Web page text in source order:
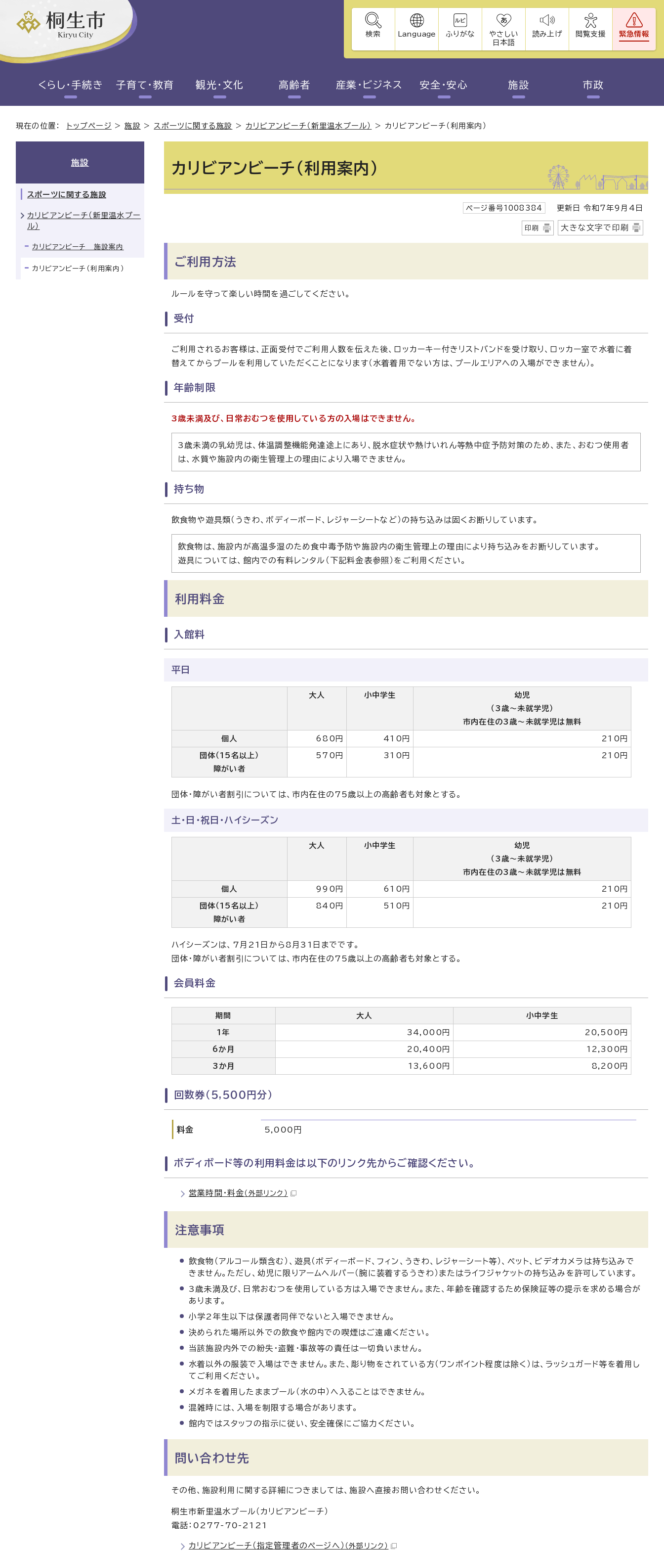
検索 Language ふりがな
やさしい
日本語
読み上げ 閲覧支援 緊急情報
くらし・手続き 子育て・教育 観光・文化 高齢者 産業・ビジネス 安全・安心 施設 市政
現在の位置： トップページ >施設 > スポーツに関する施設 > カリビアンビーチ（新里温水プール） > カリビアンビーチ（利用案内）
カリビアンビーチ（利用案内）
ページ番号1008384 更新日 令和7年9月4日
印刷 大きな文字で印刷
ご利用方法
ルールを守って楽しい時間を過ごしてください。
受付
ご利用されるお客様は、正面受付でご利用人数を伝えた後、ロッカーキー付きリストバンドを受け取り、ロッカー室で水着に着
替えてからプールを利用していただくことになります（水着着用でない方は、プールエリアへの入場ができません）。
年齢制限
3歳未満及び、日常おむつを使用している方の入場はできません。
3歳未満の乳幼児は、体温調整機能発達途上にあり、脱水症状や熱けいれん等熱中症予防対策のため、また、おむつ使用者
は、水質や施設内の衛生管理上の理由により入場できません。
持ち物
飲食物や遊具類（うきわ、ボディーボード、レジャーシートなど）の持ち込みは固くお断りしています。
飲食物は、施設内が高温多湿のため食中毒予防や施設内の衛生管理上の理由により持ち込みをお断りしています。
遊具については、館内での有料レンタル（下記料金表参照）をご利用ください。
利用料金
入館料
平日
大人 小中学生
幼児
（3歳～未就学児）
市内在住の3歳〜未就学児は無料
個人 680円 410円 210円
団体（15名以上）
障がい者
570円 310円 210円
団体・障がい者割引については、市内在住の75歳以上の高齢者も対象とする。
土・日・祝日・ハイシーズン
大人 小中学生
幼児
（3歳～未就学児）
市内在住の3歳〜未就学児は無料
個人 990円 610円 210円
団体（15名以上）
障がい者
840円 510円 210円
ハイシーズンは、7月21日から8月31日までです。
団体・障がい者割引については、市内在住の75歳以上の高齢者も対象とする。
会員料金
期間 大人 小中学生
1年 34,000円 20,500円
6か月 20,400円 12,300円
3か月 13,600円 8,200円
回数券（5,500円分）
料金 5,000円
ボディボード等の利用料金は以下のリンク先からご確認ください。
営業時間・料金 （外部リンク）
注意事項
飲食物（アルコール類含む）、遊具（ボディーボード、フィン、うきわ、レジャーシート等）、ペット、ビデオカメラは持ち込みで
きません。ただし、幼児に限りアームヘルパー（腕に装着するうきわ）またはライフジャケットの持ち込みを許可しています。
3歳未満及び、日常おむつを使用している方は入場できません。また、年齢を確認するため保険証等の提示を求める場合が
あります。
小学2年生以下は保護者同伴でないと入場できません。
決められた場所以外での飲食や館内での喫煙はご遠慮ください。
当該施設内外での紛失・盗難・事故等の責任は一切負いません。
水着以外の服装で入場はできません。また、彫り物をされている方（ワンポイント程度は除く）は、ラッシュガード等を着用し
てご利用ください。
メガネを着用したままプール（水の中）へ入ることはできません。
混雑時には、入場を制限する場合があります。
館内ではスタッフの指示に従い、安全確保にご協力ください。
問い合わせ先
その他、施設利用に関する詳細につきましては、施設へ直接お問い合わせください。
桐生市新里温水プール（カリビアンビーチ）
電話：0277-70-2121
カリビアンビーチ（指定管理者のページへ） （外部リンク）
施設
スポーツに関する施設
カリビアンビーチ（新里温水プー
ル）
カリビアンビーチ 施設案内
カリビアンビーチ（利用案内）